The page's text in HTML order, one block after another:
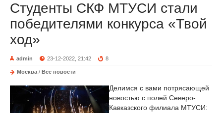
Студенты СКФ МТУСИ стали
победителями конкурса «Твой
ход»
admin 23-12-2022, 21:42 8
Москва / Все новости
Делимся с вами потрясающей
новостью с полей Северо-
Кавказского филиала МТУСИ: